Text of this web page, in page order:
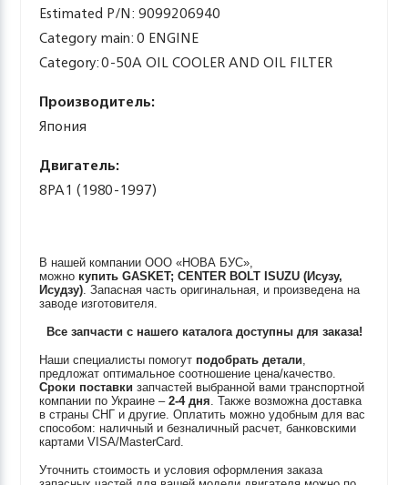
Estimated P/N: 9099206940
Category main: 0 ENGINE
Category: 0-50A OIL COOLER AND OIL FILTER
Производитель:
Япония
Двигатель:
8PA1 (1980-1997)
В нашей компании ООО «НОВА БУС»,
можно купитьGASKET; CENTER BOLT ISUZU (Исузу,
Исудзу). Запасная часть оригинальная, и произведена на
заводе изготовителя.
Все запчасти с нашего каталога доступны для заказа!
Наши специалисты помогут подобрать детали,
предложат оптимальное соотношение цена/качество.
Сроки поставки запчастей выбранной вами транспортной
компании по Украине –2-4 дня. Также возможна доставка
в страны СНГ и другие. Оплатить можно удобным для вас
способом: наличный и безналичный расчет, банковскими
картами VISA/MasterCard.
Уточнить стоимость и условия оформления заказа